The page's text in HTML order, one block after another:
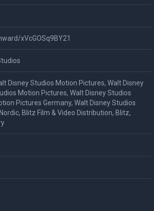
xVcGOSq9BY21
Disney Studios Motion Pictures, Walt Disney
Motion Pictures, Walt Disney Studios
Pictures Germany, Walt Disney Studios
Blitz Film & Video Distribution, Blitz,